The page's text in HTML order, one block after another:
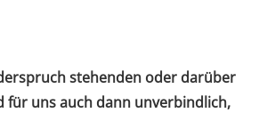
stehenden oder darüber
für uns auch dann unverbindlich,